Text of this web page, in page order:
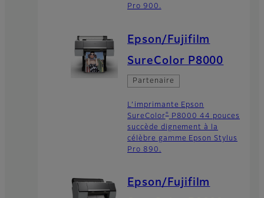
Pro 900.
Epson/Fujifilm
SureColor P8000
Partenaire
L’imprimante Epson
SureColor® P8000 44 pouces
succède dignement à la
célèbre gamme Epson Stylus
Pro 890.
Epson/Fujifilm